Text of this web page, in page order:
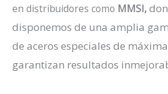
en distribuidores como MMSI,
disponemos de una amplia
de aceros especiales de
garantizan resultados